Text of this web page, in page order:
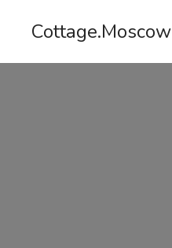
Cottage.Moscow